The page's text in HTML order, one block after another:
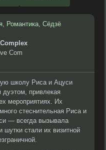
, Романтика, Сёдзё
Com
школу Риса и Ацуси
привлекая
мероприятиях. Их
стеснительная Риса и
— всегда вызывала
шутки стали их визитной